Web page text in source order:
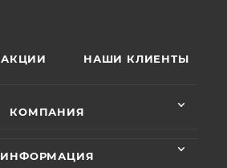
АКЦИИ НАШИ КЛИЕНТЫ
КОМПАНИЯ
ИНФОРМАЦИЯ